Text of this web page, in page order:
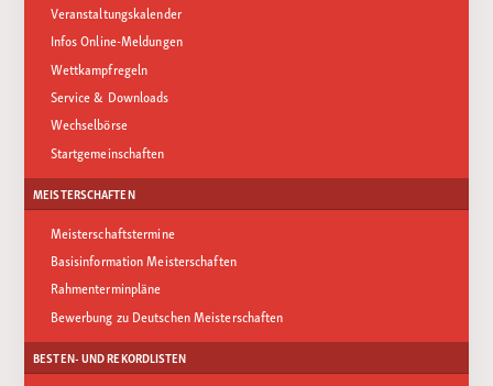
Veranstaltungskalender
Infos Online-Meldungen
Wettkampfregeln
Service & Downloads
Wechselbörse
Startgemeinschaften
MEISTERSCHAFTEN
Meisterschaftstermine
Basisinformation Meisterschaften
Rahmenterminpläne
Bewerbung zu Deutschen Meisterschaften
BESTEN- UND REKORDLISTEN